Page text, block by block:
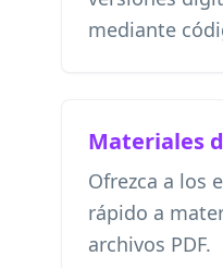
mediante
Materiales
Ofrezca a los
rápido a
archivos PDF.